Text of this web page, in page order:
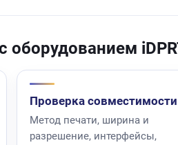
оборудованием
Проверка совместимости
Метод печати, ширина и
разрешение, интерфейсы,